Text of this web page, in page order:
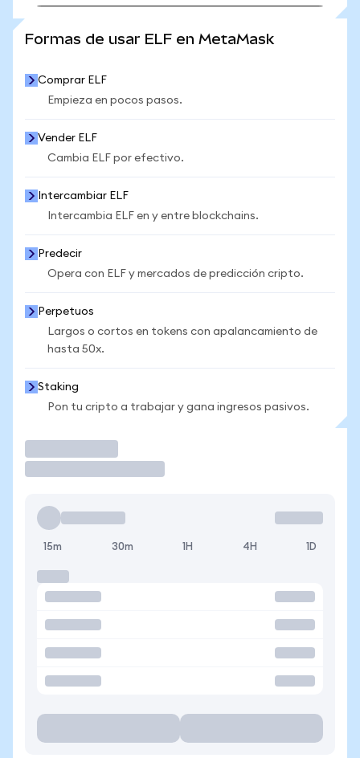
Formas de usar ELF en MetaMask
Comprar ELF
Empieza en pocos pasos.
Vender ELF
Cambia ELF por efectivo.
Intercambiar ELF
Intercambia ELF en y entre blockchains.
Predecir
Opera con ELF y mercados de predicción cripto.
Perpetuos
Largos o cortos en tokens con apalancamiento de
hasta 50x.
Staking
Pon tu cripto a trabajar y gana ingresos pasivos.
15m 30m 1H 4H 1D